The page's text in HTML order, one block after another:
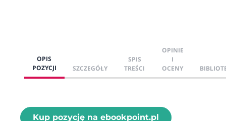
OPIS
POZYCJI
SZCZEGÓŁY
SPIS
TREŚCI
OPINIE
I
OCENY
Kup pozycję na ebookpoint.pl